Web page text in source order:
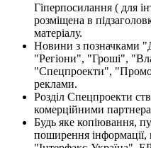
Гіперпосилання ( для
розміщена в
матеріалу.
Новини з позначками
"Регіони", "Гроші",
"Спецпроекти",
реклами.
Розділ Спецпроекти
комерційними
Будь яке копіювання,
поширення